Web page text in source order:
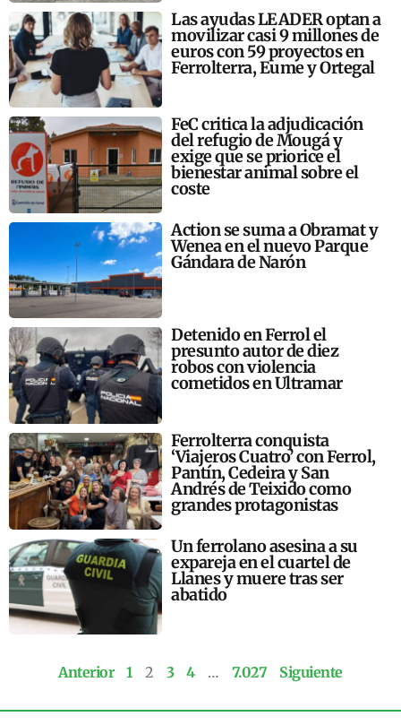
Las ayudas LEADER optan a
movilizar casi 9 millones de
euros con 59 proyectos en
Ferrolterra, Eume y Ortegal
FeC critica la adjudicación
del refugio de Mougá y
exige que se priorice el
bienestar animal sobre el
coste
Action se suma a Obramat y
Wenea en el nuevo Parque
Gándara de Narón
Detenido en Ferrol el
presunto autor de diez
robos con violencia
cometidos en Ultramar
Ferrolterra conquista
‘Viajeros Cuatro’ con Ferrol,
Pantín, Cedeira y San
Andrés de Teixido como
grandes protagonistas
Un ferrolano asesina a su
expareja en el cuartel de
Llanes y muere tras ser
abatido
Anterior 1 2 3 4 … 7.027 Siguiente